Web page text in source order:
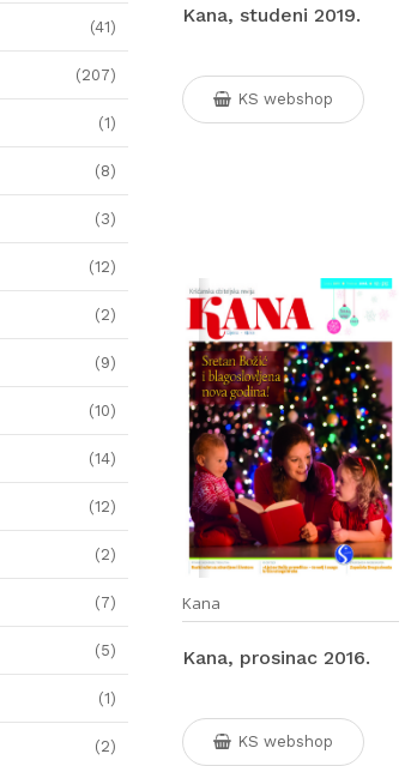
Kana, studeni 2019.
KS webshop
Kana
Kana, prosinac 2016.
KS webshop
(41)
(207)
(1)
(8)
(3)
(12)
(2)
(9)
(10)
(14)
(12)
(2)
(7)
(5)
(1)
(2)